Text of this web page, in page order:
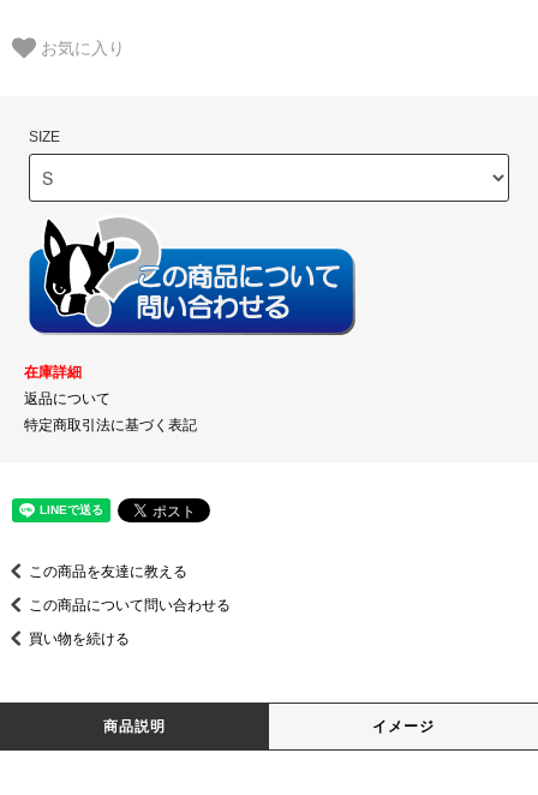
お気に入り
SIZE
在庫詳細
返品について
特定商取引法に基づく表記
この商品を友達に教える
この商品について問い合わせる
買い物を続ける
商品説明 イメージ